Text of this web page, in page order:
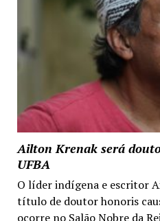
Ailton Krenak será
UFBA
O líder indígena e escritor
título de doutor honoris
ocorre no Salão Nobre da